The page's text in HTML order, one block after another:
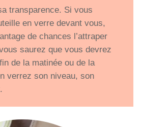
transparence. Si vous
en verre devant vous,
de chances l’attraper
saurez que vous devrez
de la matinée ou de la
verrez son niveau, son